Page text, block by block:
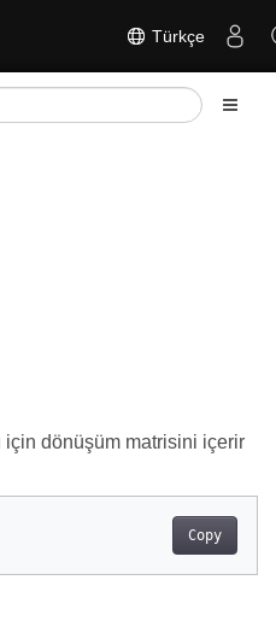
Türkçe
için dönüşüm matrisini içerir
Copy